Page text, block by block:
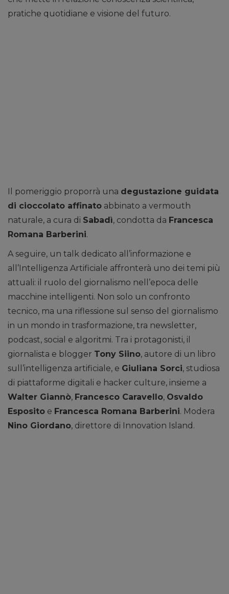
pratiche quotidiane e visione del futuro.
Il pomeriggio proporrà una degustazione guidata
di cioccolato affinato abbinato a vermouth
naturale, a cura di Sabadì, condotta da Francesca
Romana Barberini.
A seguire, un talk dedicato all’informazione e
all’Intelligenza Artificiale affronterà uno dei temi più
attuali: il ruolo del giornalismo nell’epoca delle
macchine intelligenti. Non solo un confronto
tecnico, ma una riflessione sul senso del giornalismo
in un mondo in trasformazione, tra newsletter,
podcast, social e algoritmi. Tra i protagonisti, il
giornalista e blogger Tony Siino, autore di un libro
sull’intelligenza artificiale, e Giuliana Sorci, studiosa
di piattaforme digitali e hacker culture, insieme a
Walter Giannò, Francesco Caravello, Osvaldo
Esposito e Francesca Romana Barberini. Modera
Nino Giordano, direttore di Innovation Island.